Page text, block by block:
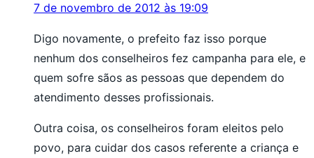
7 de novembro de 2012 às 19:09
Digo novamente, o prefeito faz isso porque
nenhum dos conselheiros fez campanha para ele, e
quem sofre sãos as pessoas que dependem do
atendimento desses profissionais.
Outra coisa, os conselheiros foram eleitos pelo
povo, para cuidar dos casos referente a criança e